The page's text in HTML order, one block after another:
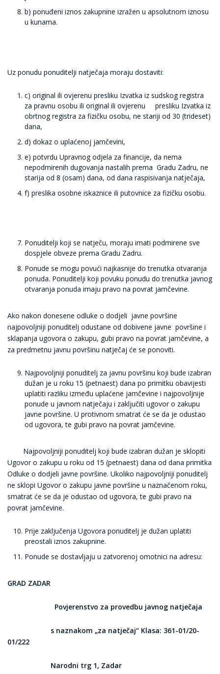
b) ponuđeni iznos zakupnine izražen u apsolutnom iznosu
u kunama.
Uz ponudu ponuditelji natječaja moraju dostaviti:
c) original ili ovjerenu presliku Izvatka iz sudskog registra
za pravnu osobu ili original ili ovjerenu presliku Izvatka iz
obrtnog registra za fizičku osobu, ne stariji od 30 (trideset)
dana,
d) dokaz o uplaćenoj jamčevini,
e) potvrdu Upravnog odjela za financije, da nema
nepodmirenih dugovanja nastalih prema Gradu Zadru, ne
starija od 8 (osam) dana, od dana raspisivanja natječaja,
f) preslika osobne iskaznice ili putovnice za fizičku osobu.
Ponuditelji koji se natječu, moraju imati podmirene sve
dospjele obveze prema Gradu Zadru.
Ponude se mogu povući najkasnije do trenutka otvaranja
ponuda. Ponuditelji koji povuku ponudu do trenutka javnog
otvaranja ponuda imaju pravo na povrat jamčevine.
Ako nakon donesene odluke o dodjeli javne površine
najpovoljniji ponuditelj odustane od dobivene javne površine i
sklapanja ugovora o zakupu, gubi pravo na povrat jamčevine, a
za predmetnu javnu površinu natječaj će se ponoviti.
Najpovoljniji ponuditelj za javnu površinu koji bude izabran
dužan je u roku 15 (petnaest) dana po primitku obavijesti
uplatiti razliku između uplaćene jamčevine i najpovoljnije
ponude u javnom natječaju i zaključiti ugovor o zakupu
javne površine. U protivnom smatrat će se da je odustao
od ugovora, te gubi pravo na povrat jamčevine.
Najpovoljniji ponuditelj koji bude izabran dužan je sklopiti
Ugovor o zakupu u roku od 15 (petnaest) dana od dana primitka
Odluke o dodjeli javne površine. Ukoliko najpovoljniji ponuditelj
ne sklopi Ugovor o zakupu javne površine u naznačenom roku,
smatrat će se da je odustao od ugovora, te gubi pravo na
povrat jamčevine.
Prije zaključenja Ugovora ponuditelj je dužan uplatiti
preostali iznos zakupnine.
Ponude se dostavljaju u zatvorenoj omotnici na adresu:
GRAD ZADAR
Povjerenstvo za provedbu javnog natječaja
s naznakom „za natječaj“ Klasa: 361-01/20-
01/222
Narodni trg 1, Zadar